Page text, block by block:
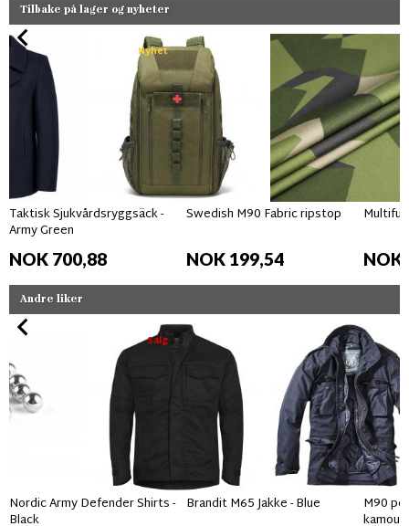
Tilbake på lager og nyheter
Nyhet
Taktisk Sjukvårdsryggsäck -
Army Green
NOK 700,88
Swedish M90 Fabric ripstop
NOK 199,54 NOK
Andre liker
Salg
Nordic Army Defender Shirts -
Black
Brandit M65 Jakke - Blue M90